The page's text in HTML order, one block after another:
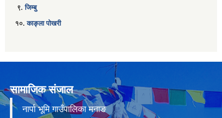
९.जिम्बु
१०.काङ्ला पोखरी
सामाजिक संजाल
नार्पा भूमि गाउँपालिका मनाङ